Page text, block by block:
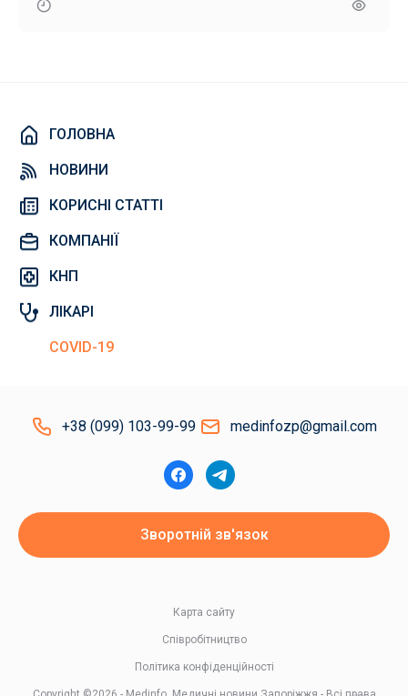
ГОЛОВНА
НОВИНИ
КОРИСНІ СТАТТІ
КОМПАНІЇ
КНП
ЛІКАРІ
COVID-19
+38 (099) 103-99-99 medinfozp@gmail.com
Зворотній зв'язок
Політика конфіденційності
Співробітництво
Карта сайту